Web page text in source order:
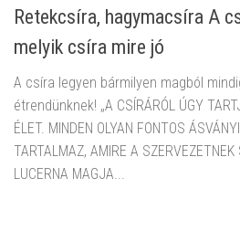
Retekcsíra, hagymacsíra A
melyik csíra mire jó
A csíra legyen bármilyen magból
étrendünknek! „A CSÍRÁRÓL ÚGY
ÉLET. MINDEN OLYAN FONTOS
TARTALMAZ, AMIRE A SZERVEZETNEK
LUCERNA MAGJA...